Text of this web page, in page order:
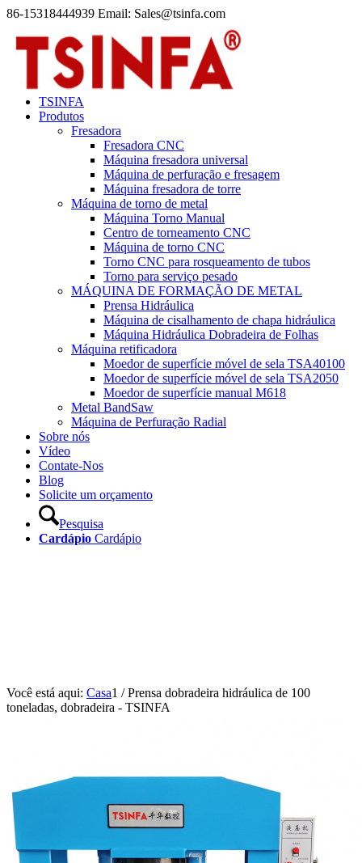
86-15318444939 Email: Sales@tsinfa.com
TSINFA
Produtos
Fresadora
Fresadora CNC
Máquina fresadora universal
Máquina de perfuração e fresagem
Máquina fresadora de torre
Máquina de torno de metal
Máquina Torno Manual
Centro de torneamento CNC
Máquina de torno CNC
Torno CNC para rosqueamento de tubos
Torno para serviço pesado
MÁQUINA DE FORMAÇÃO DE METAL
Prensa Hidráulica
Máquina de cisalhamento de chapa hidráulica
Máquina Hidráulica Dobradeira de Folhas
Máquina retificadora
Moedor de superfície móvel de sela TSA40100
Moedor de superfície móvel de sela TSA2050
Moedor de superfície manual M618
Metal BandSaw
Máquina de Perfuração Radial
Sobre nós
Vídeo
Contate-Nos
Blog
Solicite um orçamento
Pesquisa
Cardápio Cardápio
Você está aqui: Casa1 / Prensa dobradeira hidráulica de 100
toneladas, dobradeira - TSINFA